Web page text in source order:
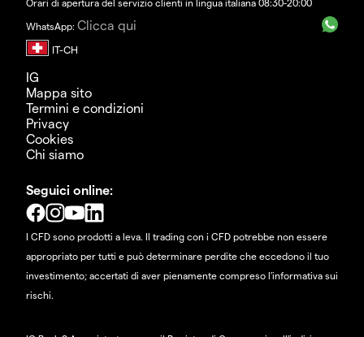
Orari di apertura del servizio clienti in lingua italiana 08:30-20:00
WhatsApp: Clicca qui
IG
Mappa sito
Termini e condizioni
Privacy
Cookies
Chi siamo
Seguici online:
I CFD sono prodotti a leva. Il trading con i CFD potrebbe non essere
appropriato per tutti e può determinare perdite che eccedono il tuo
investimento; accertati di aver pienamente compreso l'informativa sui
rischi.